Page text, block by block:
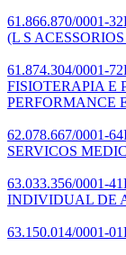
61.866.870/0001-32
(L S
61.874.304/0001-72
FISIOTERAPIA E
PERFORMANCE
62.078.667/0001-64
SERVICOS
63.033.356/0001-41
INDIVIDUAL DE
63.150.014/0001-01